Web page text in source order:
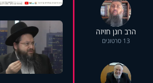
הרב רונן חזיזה
13 סרטונים